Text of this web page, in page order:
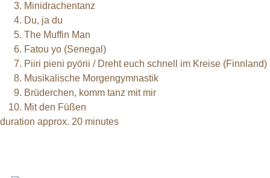
Minidrachentanz
Du, ja du
The Muffin Man
Fatou yo (Senegal)
Piiri pieni pyörii / Dreht euch schnell im Kreise (Finnland)
Musikalische Morgengymnastik
Brüderchen, komm tanz mit mir
Mit den Füßen
duration approx. 20 minutes